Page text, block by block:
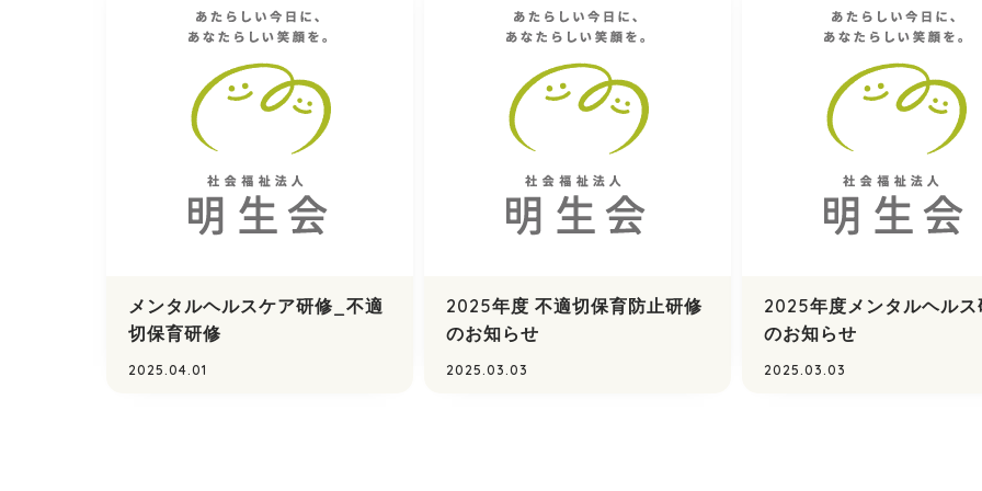
メンタルヘルスケア研修_不適
切保育研修
2025.04.01
2025年度 不適切保育防止研修
のお知らせ
2025.03.03
2025年度メンタルヘルス
のお知らせ
2025.03.03